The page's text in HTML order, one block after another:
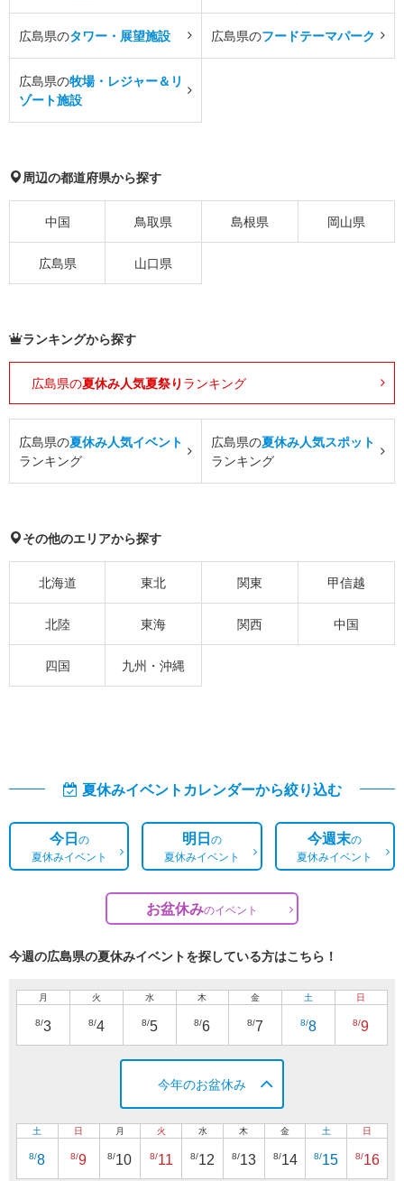
広島県のタワー・展望施設 広島県のフードテーマパーク
広島県の牧場・レジャー＆リ
ゾート施設
周辺の都道府県から探す
中国 鳥取県 島根県 岡山県
広島県 山口県
ランキングから探す
広島県の夏休み人気夏祭り ランキング
広島県の夏休み人気イベント
ランキング
広島県の夏休み人気スポット
ランキング
その他のエリアから探す
北海道 東北 関東 甲信越
北陸 東海 関西 中国
四国 九州・沖縄
夏休みイベントカレンダーから絞り込む
今日の
夏休みイベント
明日の
夏休みイベント
今週末の
夏休みイベント
お盆休みのイベント
今週の広島県の夏休みイベントを探している方はこちら！
月
8/3
火
8/4
水
8/5
木
8/6
金
8/7
土
8/8
日
8/9
今年のお盆休み
土
8/8
日
8/9
月
8/10
火
8/11
水
8/12
木
8/13
金
8/14
土
8/15
日
8/16